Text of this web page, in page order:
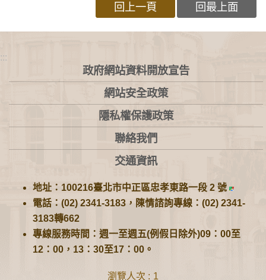
回上一頁 回最上面
:::
政府網站資料開放宣告
網站安全政策
隱私權保護政策
聯絡我們
交通資訊
地址：100216臺北市中正區忠孝東路一段 2 號
電話：(02) 2341-3183，陳情諮詢專線：(02) 2341-
3183轉662
專線服務時間：週一至週五(例假日除外)09：00至
12：00，13：30至17：00。
瀏覽人次 1